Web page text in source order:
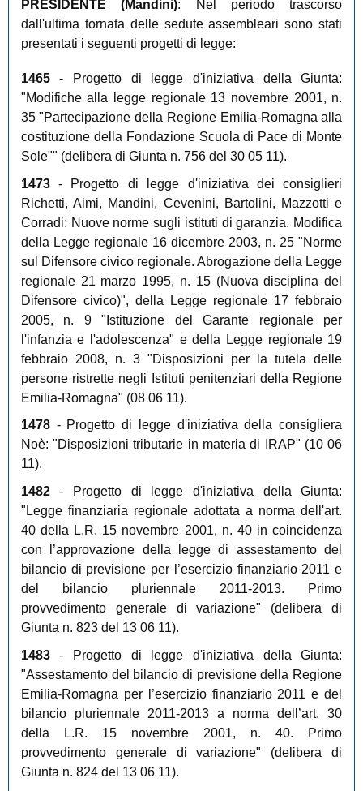
PRESIDENTE (Mandini): Nel periodo trascorso
dall'ultima tornata delle sedute assembleari sono stati
presentati i seguenti progetti di legge:
1465- Progetto di legge d'iniziativa della Giunta:
"Modifiche alla legge regionale 13 novembre 2001, n.
35 "Partecipazione della Regione Emilia-Romagna alla
costituzione della Fondazione Scuola di Pace di Monte
Sole"" (delibera di Giunta n. 756 del 30 05 11).
1473- Progetto di legge d'iniziativa dei consiglieri
Richetti, Aimi, Mandini, Cevenini, Bartolini, Mazzotti e
Corradi: Nuove norme sugli istituti di garanzia. Modifica
della Legge regionale 16 dicembre 2003, n. 25 "Norme
sul Difensore civico regionale. Abrogazione della Legge
regionale 21 marzo 1995, n. 15 (Nuova disciplina del
Difensore civico)", della Legge regionale 17 febbraio
2005, n. 9 "Istituzione del Garante regionale per
l'infanzia e l'adolescenza" e della Legge regionale 19
febbraio 2008, n. 3 "Disposizioni per la tutela delle
persone ristrette negli Istituti penitenziari della Regione
Emilia-Romagna" (08 06 11).
1478- Progetto di legge d'iniziativa della consigliera
Noè: "Disposizioni tributarie in materia di IRAP" (10 06
11).
1482- Progetto di legge d'iniziativa della Giunta:
"Legge finanziaria regionale adottata a norma dell'art.
40 della L.R. 15 novembre 2001, n. 40 in coincidenza
con l’approvazione della legge di assestamento del
bilancio di previsione per l’esercizio finanziario 2011 e
del bilancio pluriennale 2011-2013. Primo
provvedimento generale di variazione" (delibera di
Giunta n. 823 del 13 06 11).
1483- Progetto di legge d'iniziativa della Giunta:
"Assestamento del bilancio di previsione della Regione
Emilia-Romagna per l’esercizio finanziario 2011 e del
bilancio pluriennale 2011-2013 a norma dell’art. 30
della L.R. 15 novembre 2001, n. 40. Primo
provvedimento generale di variazione" (delibera di
Giunta n. 824 del 13 06 11).